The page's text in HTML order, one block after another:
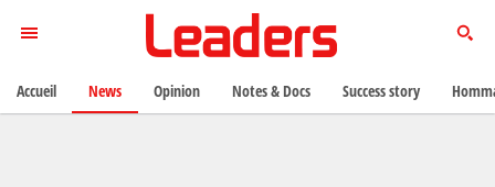
Accueil News Opinion Notes & Docs Success story